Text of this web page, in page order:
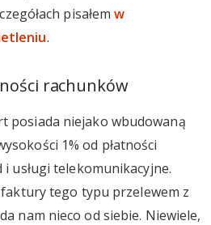
pisałemw
.
rachunków
posiada niejako wbudowaną
1% od płatności
usługi telekomunikacyjne.
faktury tego typu przelewem z
nam nieco od siebie. Niewiele,